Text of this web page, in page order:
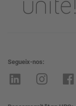
Segueix-nos